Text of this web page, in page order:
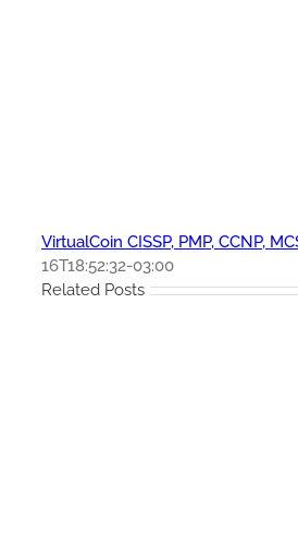
VirtualCoin CISSP, PMP, CCNP,
16T18:52:32-03:00
Related Posts